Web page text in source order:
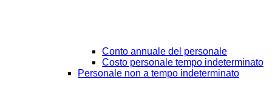
Conto annuale del personale
Costo personale tempo indeterminato
Personale non a tempo indeterminato